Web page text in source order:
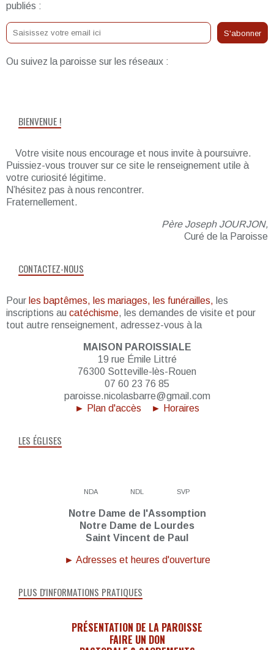
publiés :
Ou suivez la paroisse sur les réseaux :
BIENVENUE !
Votre visite nous encourage et nous invite à poursuivre.
Puissiez-vous trouver sur ce site le renseignement utile à
votre curiosité légitime.
N’hésitez pas à nous rencontrer.
Fraternellement.
Père Joseph JOURJON,
Curé de la Paroisse
CONTACTEZ-NOUS
Pour les baptêmes, les mariages, les funérailles, les
inscriptions au catéchisme, les demandes de visite et pour
tout autre renseignement, adressez-vous à la
MAISON PAROISSIALE
19 rue Émile Littré
76300 Sotteville-lès-Rouen
07 60 23 76 85
paroisse.nicolasbarre@gmail.com
► Plan d'accès
► Horaires
LES ÉGLISES
NDA NDL SVP
Notre Dame de l'Assomption
Notre Dame de Lourdes
Saint Vincent de Paul
► Adresses et heures d'ouverture
PLUS D'INFORMATIONS PRATIQUES
PRÉSENTATION DE LA PAROISSE
FAIRE UN DON